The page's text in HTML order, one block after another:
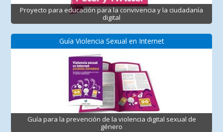
Proyecto para educación para la convivencia y la ciudadanía
digital
Guía Violencia Sexual en Internet
Guía para la prevención de la violencia digital sexual de
género